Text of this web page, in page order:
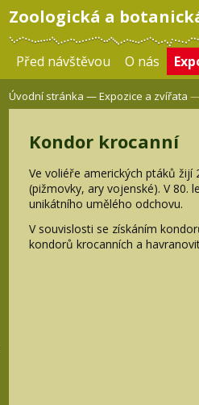
Zoologická a
Před návštěvou O nás
Úvodní stránka —Expozice a zvířata
Kondor krocanní
Ve voliéře amerických ptáků
(pižmovky, ary vojenské). V 80.
unikátního umělého odchovu.
V souvislosti se získáním
kondorů krocanních a